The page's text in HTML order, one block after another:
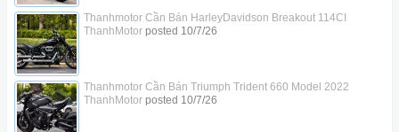
Thanhmotor Cần Bán HarleyDavidson Breakout 114CI
ThanhMotorposted 10/7/26
Thanhmotor Cần Bán Triumph Trident 660 Model 2022
ThanhMotorposted 10/7/26